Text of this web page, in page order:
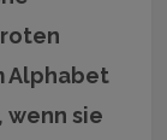
Alphabet
wenn sie